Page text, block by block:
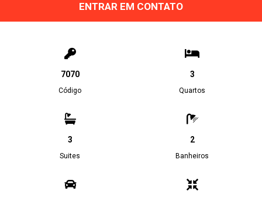
ENTRAR EM CONTATO
7070
Código
3
Quartos
3
Suites
2
Banheiros